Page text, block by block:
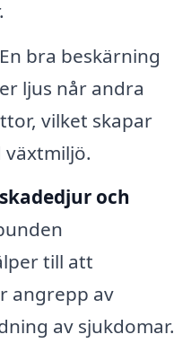
En bra beskärning
ljus når andra
vilket skapar
växtmiljö.
och
till att
angrepp av
av sjukdomar.